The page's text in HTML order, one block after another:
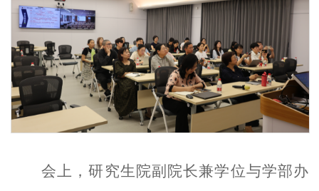
会上，研究生院副院长兼学位与学部办